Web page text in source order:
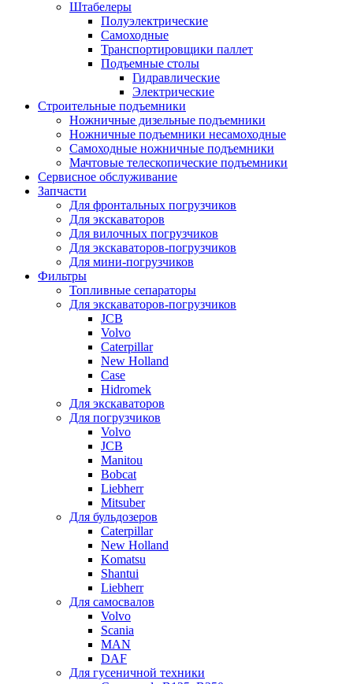
Штабелеры
Полуэлектрические
Самоходные
Транспортировщики паллет
Подъемные столы
Гидравлические
Электрические
Строительные подъемники
Ножничные дизельные подъемники
Ножничные подъемники несамоходные
Самоходные ножничные подъемники
Мачтовые телескопические подъемники
Сервисное обслуживание
Запчасти
Для фронтальных погрузчиков
Для экскаваторов
Для вилочных погрузчиков
Для экскаваторов-погрузчиков
Для мини-погрузчиков
Фильтры
Топливные сепараторы
Для экскаваторов-погрузчиков
JCB
Volvo
Caterpillar
New Holland
Case
Hidromek
Для экскаваторов
Для погрузчиков
Volvo
JCB
Manitou
Bobcat
Liebherr
Mitsuber
Для бульдозеров
Caterpillar
New Holland
Komatsu
Shantui
Liebherr
Для самосвалов
Volvo
Scania
MAN
DAF
Для гусеничной техники